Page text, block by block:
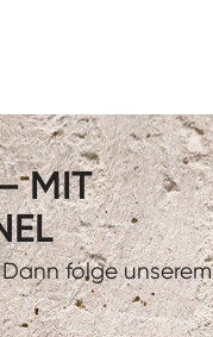
MIT
folge unserem